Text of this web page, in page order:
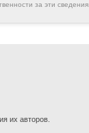
за эти сведения.
их авторов.